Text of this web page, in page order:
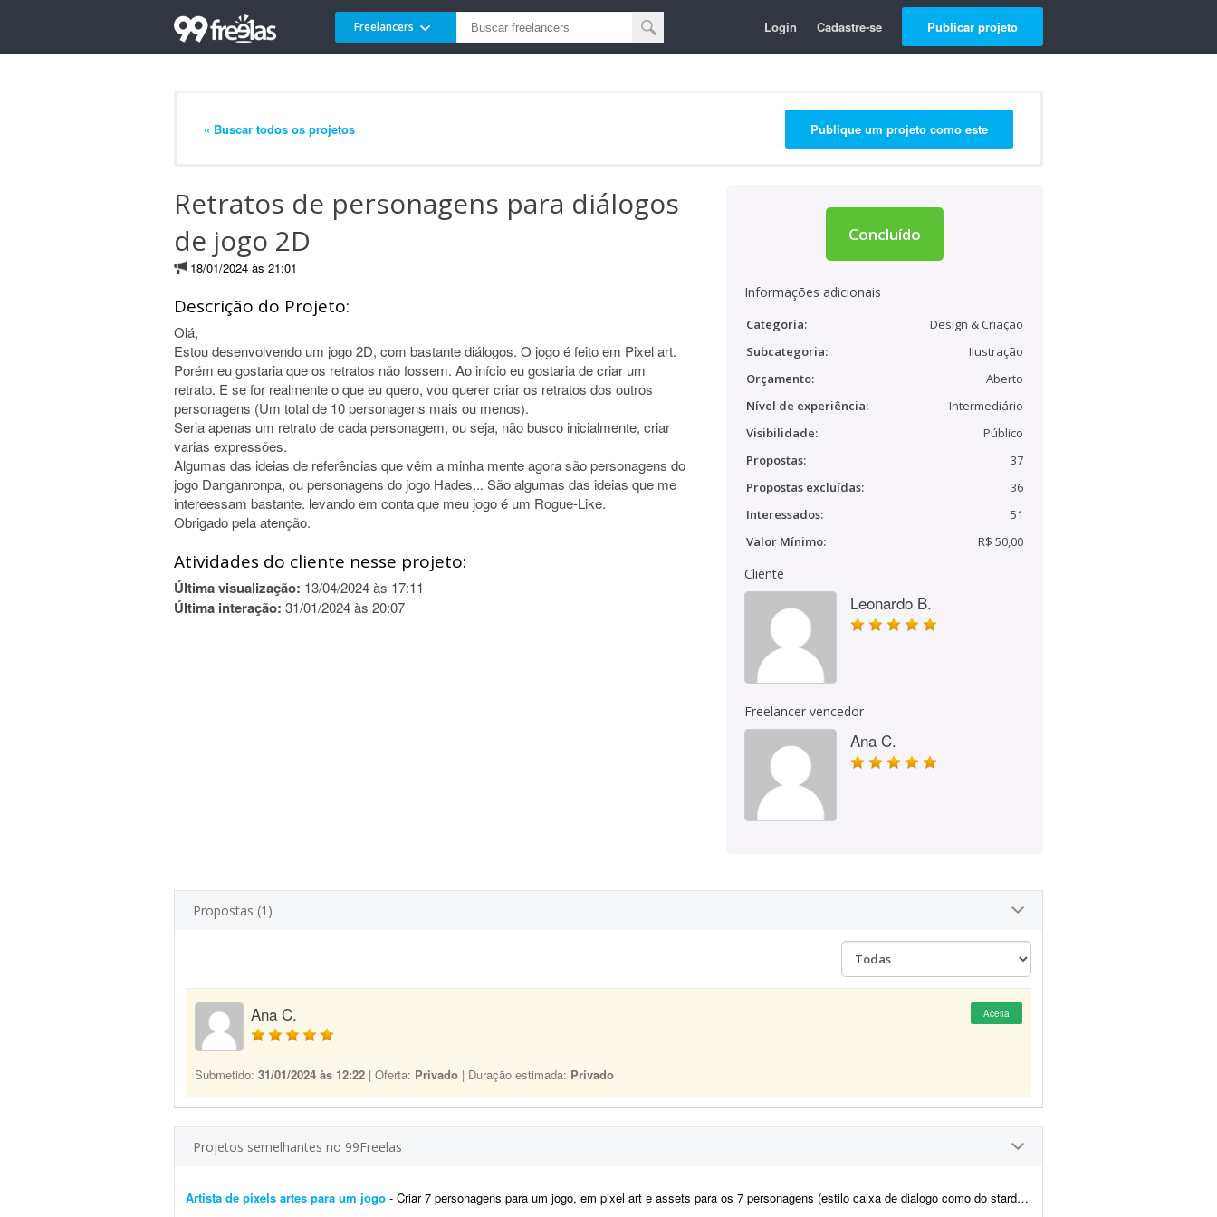
Freelancers Login Cadastre-se Publicar projeto
« Buscar todos os projetos Publique um projeto como este
Retratos de personagens para diálogos
de jogo 2D
18/01/2024 às 21:01
Descrição do Projeto:
Olá,
Estou desenvolvendo um jogo 2D, com bastante diálogos. O jogo é feito em Pixel art.
Porém eu gostaria que os retratos não fossem. Ao início eu gostaria de criar um
retrato. E se for realmente o que eu quero, vou querer criar os retratos dos outros
personagens (Um total de 10 personagens mais ou menos).
Seria apenas um retrato de cada personagem, ou seja, não busco inicialmente, criar
varias expressões.
Algumas das ideias de referências que vêm a minha mente agora são personagens do
jogo Danganronpa, ou personagens do jogo Hades... São algumas das ideias que me
intereessam bastante. levando em conta que meu jogo é um Rogue-Like.
Obrigado pela atenção.
Atividades do cliente nesse projeto:
Última visualização: 13/04/2024 às 17:11
Última interação: 31/01/2024 às 20:07
Concluído
Informações adicionais
Categoria:
Design & Criação
Subcategoria:
Ilustração
Orçamento:
Aberto
Nível de experiência:
Intermediário
Visibilidade:
Público
Propostas:
37
Propostas excluídas:
36
Interessados:
51
Valor Mínimo:
R$ 50,00
Cliente
Leonardo B.
Freelancer vencedor
Ana C.
Propostas (1)
Ana C. Aceita
Submetido: 31/01/2024 às 12:22 | Oferta: Privado | Duração estimada: Privado
Projetos semelhantes no 99Freelas
Artista de pixels artes para um jogo - Criar 7 personagens para um jogo, em pixel art e assets para os 7 personagens (estilo caixa de dialogo como do stardew Valley)